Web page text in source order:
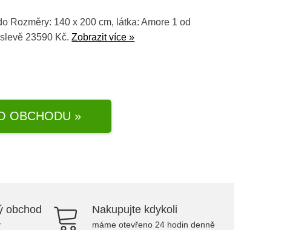
Rozměry: 140 x 200 cm, látka: Amore 1 od
23590 Kč.Zobrazit více »
OBCHODU »
obchod Nakupujte kdykoli
máme otevřeno 24 hodin denně